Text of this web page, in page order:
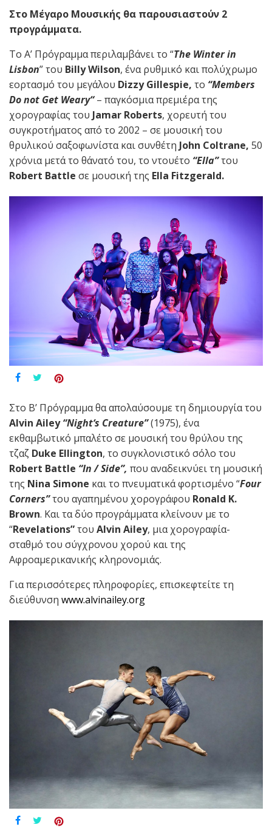
Στο Μέγαρο Μουσικής θα παρουσιαστούν 2
προγράμματα.
Το Α’ Πρόγραμμα περιλαμβάνει το “The Winterin
Lisbon” του BillyWilson, ένα ρυθμικό και πολύχρωμο
εορτασμό του μεγάλου Dizzy Gillespie, το “Members
Donot Get Weary“– παγκόσμια πρεμιέρα της
χορογραφίας του Jamar Roberts, χορευτή του
συγκροτήματος από το 2002 – σε μουσική του
θρυλικού σαξοφωνίστα και συνθέτη John Coltrane, 50
χρόνια μετά το θάνατό του, το ντουέτο “Ella”του
Robert Battle σε μουσική της Ella Fitzgerald.
Στο Β’ Πρόγραμμα θα απολαύσουμε τη δημιουργία του
Alvin Ailey “Night‘s Creature”(1975), ένα
εκθαμβωτικό μπαλέτο σε μουσική του θρύλου της
τζαζ Duke Ellington, το συγκλονιστικό σόλο του
Robert Battle “In/Side”, που αναδεικνύει τη μουσική
της Nina Simone και το πνευματικά φορτισμένο “Four
Corners”του αγαπημένου χορογράφου Ronald K.
Brown. Και τα δύο προγράμματα κλείνουν με το
“Revelations”του Alvin Ailey, μια χορογραφία-
σταθμό του σύγχρονου χορού και της
Αφροαμερικανικής κληρονομιάς.
Για περισσότερες πληροφορίες, επισκεφτείτε τη
διεύθυνση www.alvinailey.org